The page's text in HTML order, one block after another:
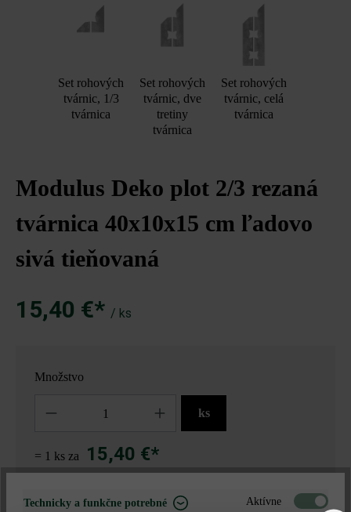
Set rohových
tvárnic, 1/3
tvárnica
Set rohových
tvárnic, dve
tretiny
tvárnica
Set rohových
tvárnic, celá
tvárnica
Modulus Deko plot 2/3 rezaná
tvárnica 40x10x15 cm ľadovo
sivá tieňovaná
15,40 €* / ks
Množstvo
ks
= 1 ks za 15,40 €*
Technicky a funkčne potrebné Aktívne